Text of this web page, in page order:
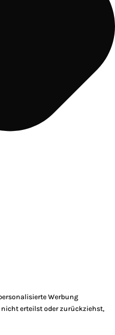
Werbung
erteilst oder zurückziehst,